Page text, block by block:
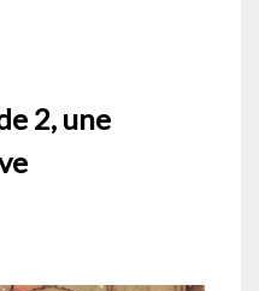
2, une